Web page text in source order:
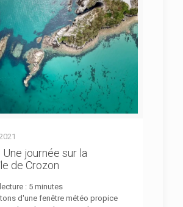
Une journée sur la
de Crozon
: 5 minutes
d'une fenêtre météo propice